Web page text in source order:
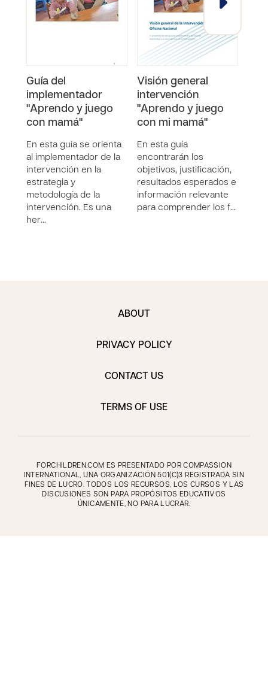
Guía del
implementador
"Aprendo y juego
con mamá"
En esta guía se orienta
al implementador de la
intervención en la
estrategia y
metodología de la
intervención. Es una
her…
Visión general
intervención
"Aprendo y juego
con mi mamá"
En esta guía
encontrarán los
objetivos, justificación,
resultados esperados e
información relevante
para comprender los f…
ABOUT
PRIVACY POLICY
CONTACT US
TERMS OF USE
FORCHILDREN.COM ES PRESENTADO POR COMPASSION
INTERNATIONAL, UNA ORGANIZACIÓN 501(C)3 REGISTRADA SIN
FINES DE LUCRO. TODOS LOS RECURSOS, LOS CURSOS Y LAS
DISCUSIONES SON PARA PROPÓSITOS EDUCATIVOS
ÚNICAMENTE, NO PARA LUCRAR.